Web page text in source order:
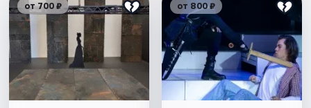
от 700 ₽ от 800 ₽